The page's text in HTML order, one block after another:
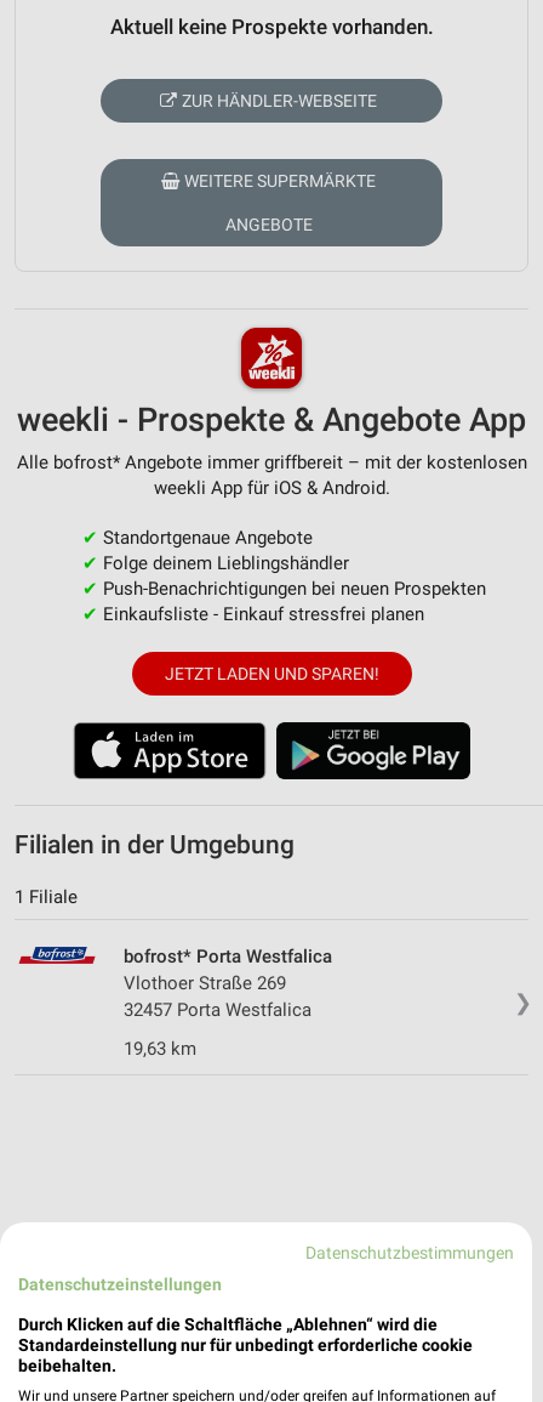
Aktuell keine Prospekte vorhanden.
ZUR HÄNDLER-WEBSEITE
WEITERE SUPERMÄRKTE
ANGEBOTE
weekli - Prospekte & Angebote App
Alle bofrost* Angebote immer griffbereit – mit der kostenlosen
weekli App für iOS & Android.
✔ Standortgenaue Angebote
✔ Folge deinem Lieblingshändler
✔ Push-Benachrichtigungen bei neuen Prospekten
✔ Einkaufsliste - Einkauf stressfrei planen
JETZT LADEN UND SPAREN!
Filialen in der Umgebung
1 Filiale
❯
bofrost* Porta Westfalica
Vlothoer Straße 269
32457 Porta Westfalica
19,63 km
Datenschutzbestimmungen
Datenschutzeinstellungen
Durch Klicken auf die Schaltfläche „Ablehnen“ wird die
Standardeinstellung nur für unbedingt erforderliche cookie
beibehalten.
Wir und unsere Partner speichern und/oder greifen auf Informationen auf